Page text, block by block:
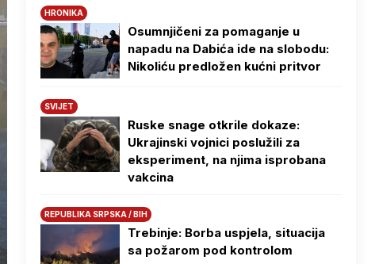
HRONIKA
Osumnjičeni za pomaganje u
napadu na Dabića ide na slobodu:
Nikoliću predložen kućni pritvor
SVIJET
Ruske snage otkrile dokaze:
Ukrajinski vojnici poslužili za
eksperiment, na njima isprobana
vakcina
REPUBLIKA SRPSKA / BIH
Trebinje: Borba uspjela, situacija
sa požarom pod kontrolom